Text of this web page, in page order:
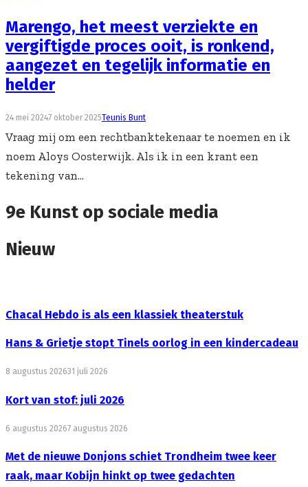
Marengo, het meest verziekte en
vergiftigde proces ooit, is ronkend,
aangezet en tegelijk informatie en
helder
24 mei 20247 oktober 2025Teunis Bunt
Vraag mij om een rechtbanktekenaar te noemen en ik
noem Aloys Oosterwijk. Als ik in een krant een
tekening van...
9e Kunst op sociale media
Nieuw
Chacal Hebdo is als een klassiek theaterstuk
Hans & Grietje stopt Tinels oorlog in een kindercadeau
8 augustus 202631 juli 2026
Kort van stof: juli 2026
6 augustus 20267 augustus 2026
Met de nieuwe Donjons schiet Trondheim twee keer
raak, maar Kobijn hinkt op twee gedachten